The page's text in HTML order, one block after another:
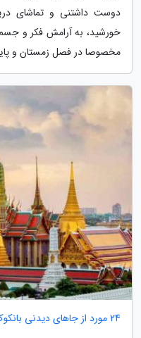
دوست داشتنی و تماشای
خورشید، به آرامش فکر و
مخصوصا در فصل زمستان و
24 مورد از جاهای دیدنی بانکوک در تایلند که باید بروید